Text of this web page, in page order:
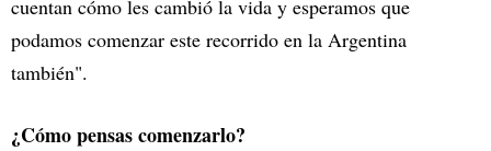
cuentan cómo les cambió la vida y esperamos que
podamos comenzar este recorrido en la Argentina
también".
¿Cómo pensas comenzarlo?